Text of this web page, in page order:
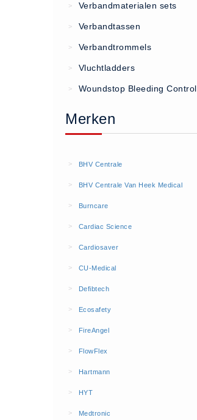
AED batterijen (12)
AED binnen - buiten kasten (11)
AED elektroden (18)
AED tassen (14)
BHV kasten (5)
BHV kasten (0)
Evacuatie - Zaklampen (0)
Kleding - Hesjes (0)
Brandblusmiddelen
Schuimblussers (6)
Brandmelders
CO melders (2)
> Verbandmaterialen sets
> Verbandtassen
> Verbandtrommels
> Vluchtladders
> Woundstop Bleeding Control
Merken
> BHV Centrale
> BHV Centrale Van Heek Medical
> Burncare
> Cardiac Science
> Cardiosaver
> CU-Medical
> Defibtech
> Ecosafety
> FireAngel
> FlowFlex
> Hartmann
> HYT
> Medtronic